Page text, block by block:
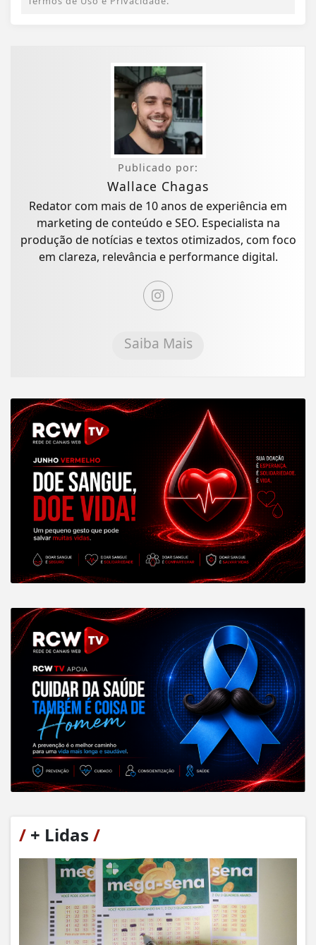
Publicado por:
Wallace Chagas
Redator com mais de 10 anos de experiência em
marketing de conteúdo e SEO. Especialista na
produção de notícias e textos otimizados, com foco
em clareza, relevância e performance digital.
Saiba Mais
/ + Lidas /